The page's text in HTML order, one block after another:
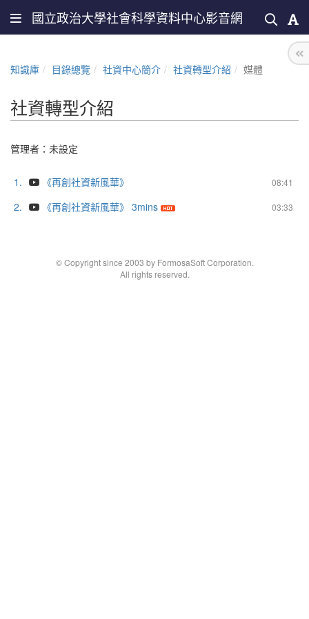
國立政治大學社會科學資料中心影音網
知識庫 目錄總覽 社資中心簡介 社資轉型介紹 媒體
社資轉型介紹
管理者：未設定
1. 08:41
《再創社資新風華》
2.
03:33
《再創社資新風華》 3mins
© Copyright since 2003 by FormosaSoft Corporation.
All rights reserved.